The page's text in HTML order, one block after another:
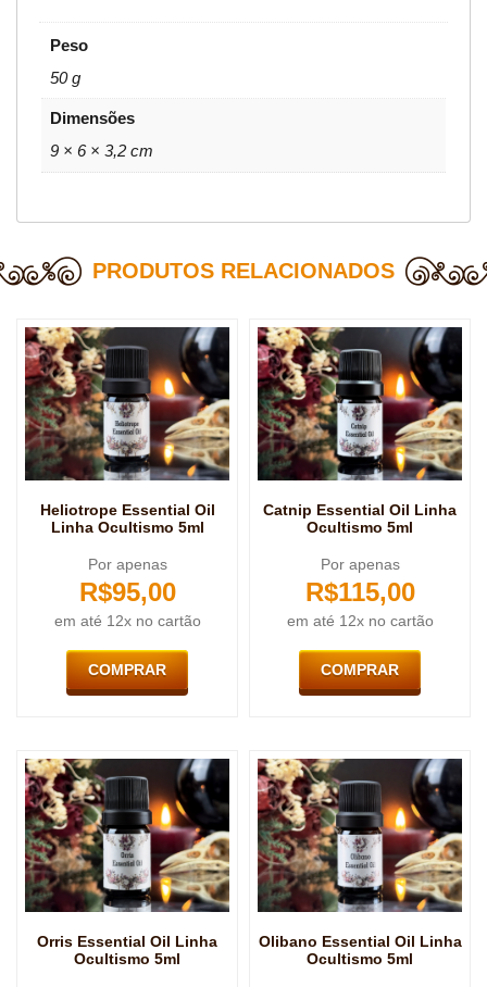
Peso
50 g
Dimensões
9 × 6 × 3,2 cm
PRODUTOS RELACIONADOS
Heliotrope Essential Oil
Linha Ocultismo 5ml
Por apenas
R$95,00
em até 12x no cartão
COMPRAR
Catnip Essential Oil Linha
Ocultismo 5ml
Por apenas
R$115,00
em até 12x no cartão
COMPRAR
Orris Essential Oil Linha
Ocultismo 5ml
Olibano Essential Oil Linha
Ocultismo 5ml